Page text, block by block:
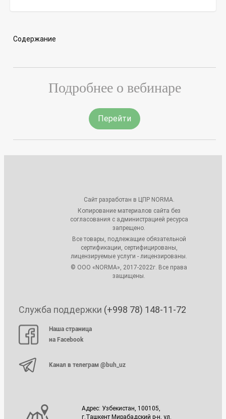
Содержание
Подробнее о вебинаре
Перейти
Сайт разработан в ЦПР NORMA.
Копирование материалов сайта без
согласования с администрацией ресурса
запрещено.
Все товары, подлежащие обязательной
сертификации, сертифицированы,
лицензируемые услуги - лицензированы.
© ООО «NORMA», 2017-2022г. Все права
защищены.
Служба поддержки (+998 78) 148-11-72
Наша страница
на Facebook
Канал в телеграм @buh_uz
Адрес: Узбекистан, 100105,
г.Ташкент Мирабадский р-н, ул.